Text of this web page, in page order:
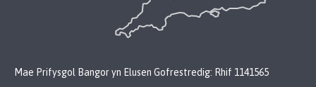
Mae Prifysgol Bangor yn Elusen Gofrestredig: Rhif 1141565